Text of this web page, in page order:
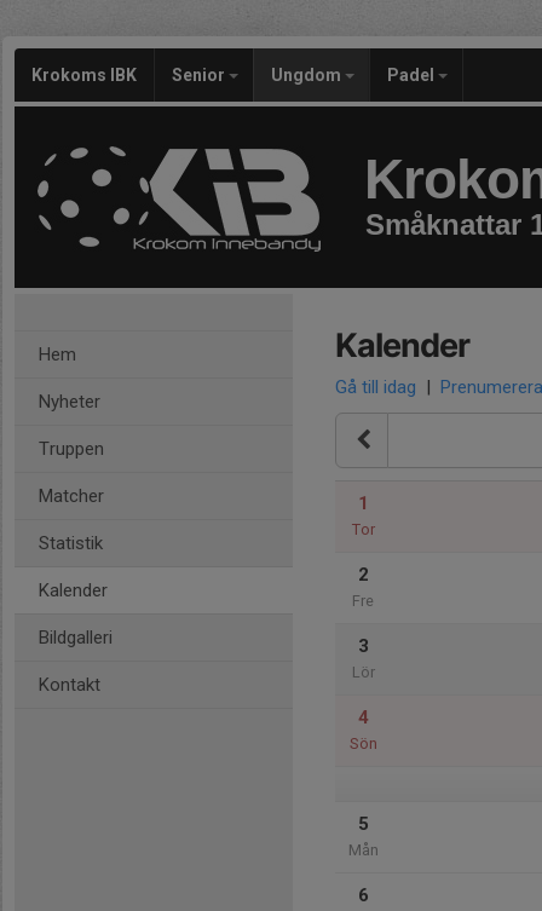
Krokoms IBK Senior Ungdom Padel
Småknattar
Hem
Nyheter
Truppen
Matcher
Statistik
Kalender
Bildgalleri
Kontakt
Kalender
Gå till idag | Prenumerera
1
Tor
2
Fre
3
Lör
4
Sön
5
Mån
6